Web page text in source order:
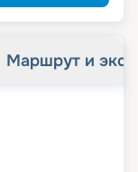
Маршрут и